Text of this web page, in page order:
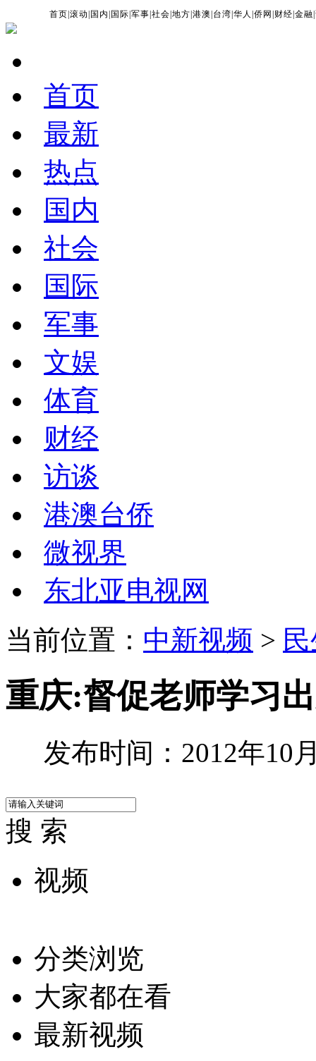
首页 |滚动 国内 国际 |军事 |社会 |地方 |港澳 台湾 |华人 |侨网 财经 |金融 |
首页
最新
热点
国内
社会
国际
军事
文娱
体育
财经
访谈
港澳台侨
微视界
东北亚电视网
当前位置： 中新视频 >
重庆:督促老师学习
发布时间：2012年10
搜 索
视频
分类浏览
大家都在看
最新视频